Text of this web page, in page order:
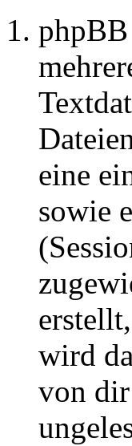
phpBB
eine
sowie
wird
von dir